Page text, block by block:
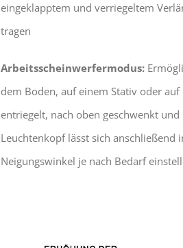
eingeklapptem und verriegeltem
tragen
Arbeitsscheinwerfermodus:
dem Boden, auf einem Stativ oder
entriegelt, nach oben geschwenkt
Leuchtenkopf lässt sich anschließend
Neigungswinkel je nach Bedarf